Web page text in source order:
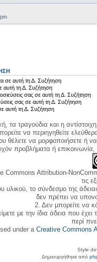
σε αυτή τη Δ. Συζήτηση
αυτή τη Δ. Συζήτηση
σας σε αυτή τη Δ. Συζήτηση
σας σε αυτή τη Δ. Συζήτηση
αυτή τη Δ. Συζήτηση
τα τραγούδια και η
να περιηγηθείτε
θέλετε να μορφοποιήσετε ή
προβλήματα ή
Commons Attribution-
τις
υλικού, το σύνδεσμο της
δεν πρέπει να
2. Δεν μπορείτε να
με την ίδια άδεια που
περί
under a Creative Commons
Style
Δημιουργήθηκε από